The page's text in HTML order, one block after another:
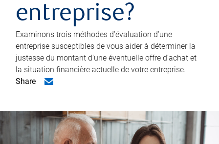
entreprise?
Examinons trois méthodes d’évaluation d’une
entreprise susceptibles de vous aider à déterminer la
justesse du montant d’une éventuelle offre d’achat et
la situation financière actuelle de votre entreprise.
Share